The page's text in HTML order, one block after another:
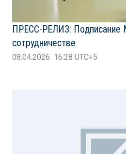
ПРЕСС-РЕЛИЗ: Подписание
сотрудничестве
08.04.2026 16:28 UTC+5